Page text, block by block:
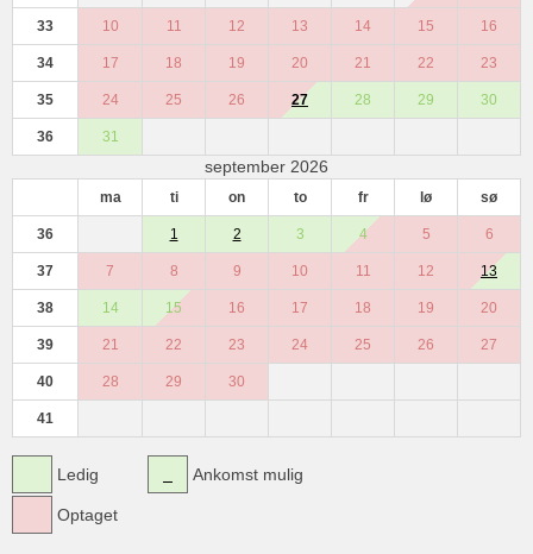
33 10 11 12 13 14 15 16
34 17 18 19 20 21 22 23
35 24 25 26 27 28 29 30
36 31
september 2026
ma ti on to fr lø sø
36 1 2 3 4 5 6
37 7 8 9 10 11 12 13
38 14 15 16 17 18 19 20
39 21 22 23 24 25 26 27
40 28 29 30
41
Ledig
Optaget
Ankomst mulig